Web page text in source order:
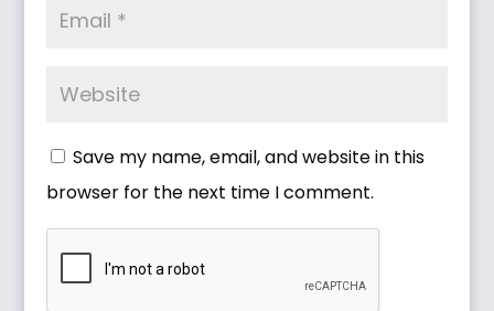
Save my name, email, and website in this
browser for the next time I comment.